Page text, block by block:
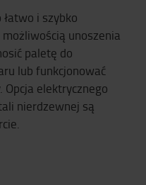
i szybko
unoszenia
paletę do
lub funkcjonować
Opcja elektrycznego
nierdzewnej są